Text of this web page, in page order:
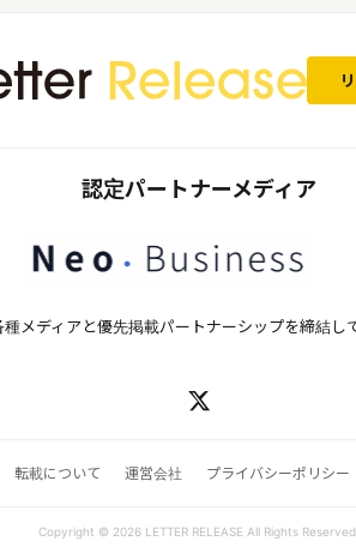
認定パートナーメディア
種メディアと優先掲載パートナーシップを締結し
転載について 運営会社 プライバシーポリシー
Copyright © 2026 LETTER RELEASE All Rights Reserved.